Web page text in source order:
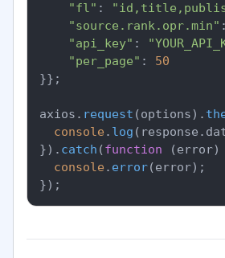
"fl" :
"source.rank.opr.min"
"api_key" :
"per_page" : 50
}};
axios. request (options).
console . log (response.
}). catch (function (error)
console . error(error);